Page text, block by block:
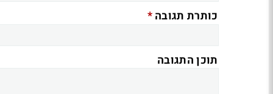
כותרת תגובה*
תוכן התגובה